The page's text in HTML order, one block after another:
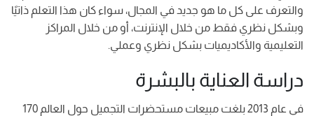
والتعرف على كل ما هو جديد في المجال، سواء كان هذا التعلم ذاتيًا
وبشكل نظري فقط من خلال الإنترنت، أو من خلال المراكز
التعليمية والأكاديميات بشكل نظري وعملي.
دراسة العناية بالبشرة
في عام 2013 بلغت مبيعات مستحضرات التجميل حول العالم 170